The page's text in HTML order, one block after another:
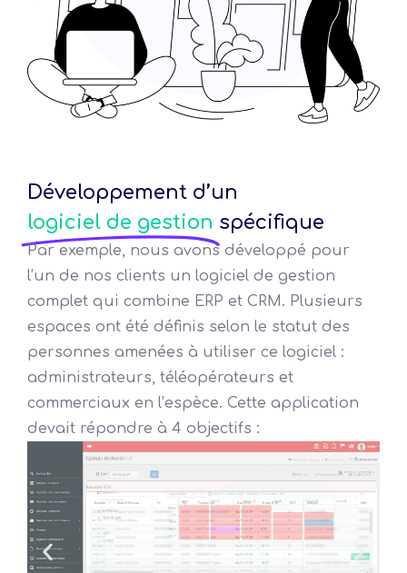
Développement d’un
logiciel de gestion spécifique
Par exemple, nous avons développé pour
l’un de nos clients un logiciel de gestion
complet qui combine ERP et CRM. Plusieurs
espaces ont été définis selon le statut des
personnes amenées à utiliser ce logiciel :
administrateurs, téléopérateurs et
commerciaux en l’espèce. Cette application
devait répondre à 4 objectifs :